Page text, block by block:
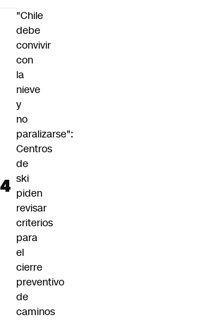
"Chile
debe
convivir
con
la
nieve
y
no
paralizarse":
Centros
de
ski
piden
revisar
criterios
para
el
cierre
preventivo
de
caminos